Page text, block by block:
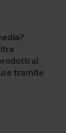
al
tramite